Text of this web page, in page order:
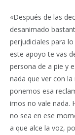
«Después de las
desanimado
perjudiciales para
este apoyo te vas
persona de a pie y
nada que ver con
ponemos esa
irnos no vale nada.
no sea en ese
a que alce la voz,